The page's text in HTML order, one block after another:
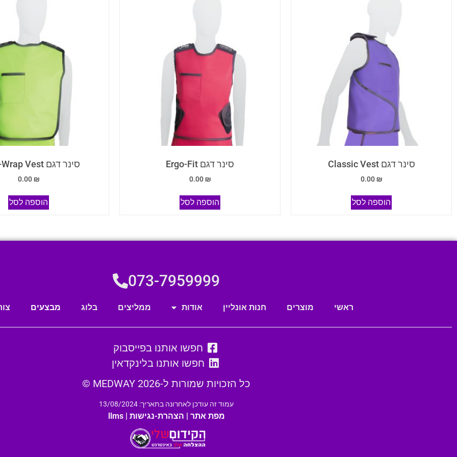
סינר דגם Classic Vest
0.00₪
הוספה לסל
סינר דגם Ergo-Fit
0.00₪
הוספה לסל
סינר דגם Semi-Wrap Vest
0.00₪
הוספה לסל
073-7959999
ראשי מוצרים חנות אונליין אודות ממליצים בלוג מבצעים
חפשו אותנו בפייסבוק
חפשו אותנו בלינקדאין
כל הזכויות שמורות ל-MEDWAY 2026 ©
עמוד זה עודכן לאחרונה בתאריך: 13/08/2024
מפת אתר | הצהרת-נגישות |
llms